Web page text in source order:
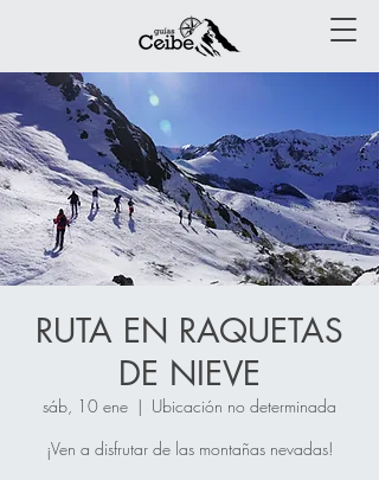
RUTA EN RAQUETAS
DE NIEVE
sáb, 10 ene
  |
Ubicación no determinada
¡Ven a disfrutar de las montañas nevadas!